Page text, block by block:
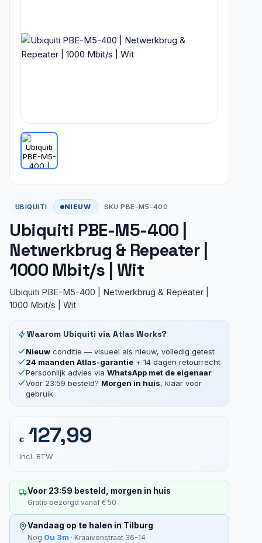
UBIQUITI NIEUW SKU PBE-M5-400
Ubiquiti PBE-M5-400 |
Netwerkbrug & Repeater |
1000 Mbit/s | Wit
Ubiquiti PBE-M5-400 | Netwerkbrug & Repeater |
1000 Mbit/s | Wit
Waarom Ubiquiti via Atlas Works?
Nieuw conditie — visueel als nieuw, volledig getest
24 maanden Atlas-garantie + 14 dagen retourrecht
Persoonlijk advies via WhatsApp met de eigenaar
Voor 23:59 besteld? Morgen in huis, klaar voor
gebruik
€127,99
Incl. BTW
Voor 23:59 besteld, morgen in huis
Gratis bezorgd vanaf € 50
Vandaag op te halen in Tilburg
Nog 0u 3m · Kraaivenstraat 36-14